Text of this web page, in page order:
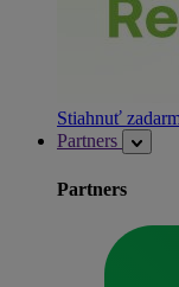
Stiahnuť
Partners
Partners